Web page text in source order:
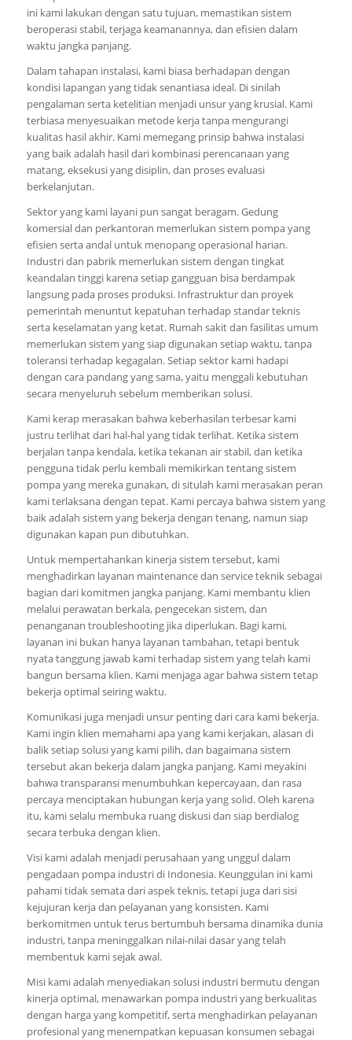
ini kami lakukan dengan satu tujuan, memastikan sistem
beroperasi stabil, terjaga keamanannya, dan efisien dalam
waktu jangka panjang.
Dalam tahapan instalasi, kami biasa berhadapan dengan
kondisi lapangan yang tidak senantiasa ideal. Di sinilah
pengalaman serta ketelitian menjadi unsur yang krusial. Kami
terbiasa menyesuaikan metode kerja tanpa mengurangi
kualitas hasil akhir. Kami memegang prinsip bahwa instalasi
yang baik adalah hasil dari kombinasi perencanaan yang
matang, eksekusi yang disiplin, dan proses evaluasi
berkelanjutan.
Sektor yang kami layani pun sangat beragam. Gedung
komersial dan perkantoran memerlukan sistem pompa yang
efisien serta andal untuk menopang operasional harian.
Industri dan pabrik memerlukan sistem dengan tingkat
keandalan tinggi karena setiap gangguan bisa berdampak
langsung pada proses produksi. Infrastruktur dan proyek
pemerintah menuntut kepatuhan terhadap standar teknis
serta keselamatan yang ketat. Rumah sakit dan fasilitas umum
memerlukan sistem yang siap digunakan setiap waktu, tanpa
toleransi terhadap kegagalan. Setiap sektor kami hadapi
dengan cara pandang yang sama, yaitu menggali kebutuhan
secara menyeluruh sebelum memberikan solusi.
Kami kerap merasakan bahwa keberhasilan terbesar kami
justru terlihat dari hal-hal yang tidak terlihat. Ketika sistem
berjalan tanpa kendala, ketika tekanan air stabil, dan ketika
pengguna tidak perlu kembali memikirkan tentang sistem
pompa yang mereka gunakan, di situlah kami merasakan peran
kami terlaksana dengan tepat. Kami percaya bahwa sistem yang
baik adalah sistem yang bekerja dengan tenang, namun siap
digunakan kapan pun dibutuhkan.
Untuk mempertahankan kinerja sistem tersebut, kami
menghadirkan layanan maintenance dan service teknik sebagai
bagian dari komitmen jangka panjang. Kami membantu klien
melalui perawatan berkala, pengecekan sistem, dan
penanganan troubleshooting jika diperlukan. Bagi kami,
layanan ini bukan hanya layanan tambahan, tetapi bentuk
nyata tanggung jawab kami terhadap sistem yang telah kami
bangun bersama klien. Kami menjaga agar bahwa sistem tetap
bekerja optimal seiring waktu.
Komunikasi juga menjadi unsur penting dari cara kami bekerja.
Kami ingin klien memahami apa yang kami kerjakan, alasan di
balik setiap solusi yang kami pilih, dan bagaimana sistem
tersebut akan bekerja dalam jangka panjang. Kami meyakini
bahwa transparansi menumbuhkan kepercayaan, dan rasa
percaya menciptakan hubungan kerja yang solid. Oleh karena
itu, kami selalu membuka ruang diskusi dan siap berdialog
secara terbuka dengan klien.
Visi kami adalah menjadi perusahaan yang unggul dalam
pengadaan pompa industri di Indonesia. Keunggulan ini kami
pahami tidak semata dari aspek teknis, tetapi juga dari sisi
kejujuran kerja dan pelayanan yang konsisten. Kami
berkomitmen untuk terus bertumbuh bersama dinamika dunia
industri, tanpa meninggalkan nilai-nilai dasar yang telah
membentuk kami sejak awal.
Misi kami adalah menyediakan solusi industri bermutu dengan
kinerja optimal, menawarkan pompa industri yang berkualitas
dengan harga yang kompetitif, serta menghadirkan pelayanan
profesional yang menempatkan kepuasan konsumen sebagai